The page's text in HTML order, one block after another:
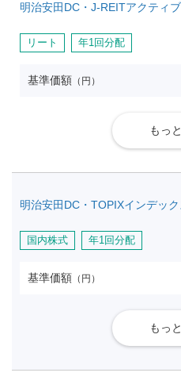
明治安田DC・J-REITアクティブ
リート 年1回分配
基準価額 （円）
もっ
明治安田DC・TOPIXインデッ
国内株式 年1回分配
基準価額 （円）
もっ